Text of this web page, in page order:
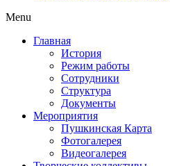
Menu
Главная
История
Режим работы
Сотрудники
Структура
Документы
Мероприятия
Пушкинская Карта
Фотогалерея
Видеогалерея